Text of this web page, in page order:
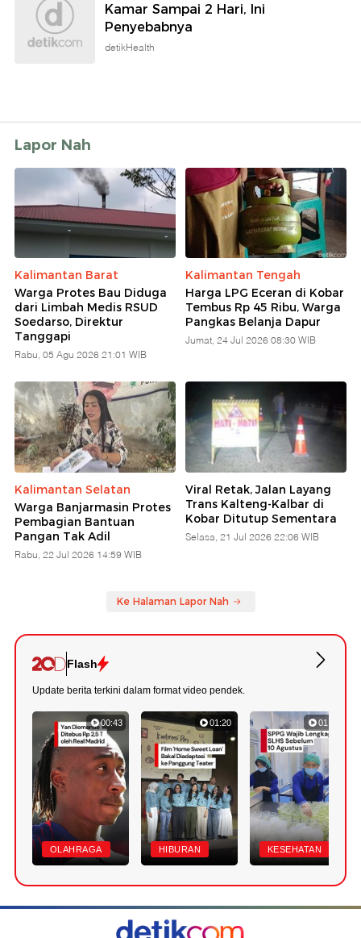
Kamar Sampai 2 Hari, Ini
Penyebabnya
detikHealth
Lapor Nah
Kalimantan Barat
Warga Protes Bau Diduga
dari Limbah Medis RSUD
Soedarso, Direktur
Tanggapi
Rabu, 05 Agu 2026 21:01 WIB
Kalimantan Tengah
Harga LPG Eceran di Kobar
Tembus Rp 45 Ribu, Warga
Pangkas Belanja Dapur
Jumat, 24 Jul 2026 08:30 WIB
Kalimantan Selatan
Warga Banjarmasin Protes
Pembagian Bantuan
Pangan Tak Adil
Rabu, 22 Jul 2026 14:59 WIB
Viral Retak, Jalan Layang
Trans Kalteng-Kalbar di
Kobar Ditutup Sementara
Selasa, 21 Jul 2026 22:06 WIB
Ke Halaman Lapor Nah
Flash
Update berita terkini dalam format video pendek.
00:43
OLAHRAGA
01:20
HIBURAN
01:07
KESEHATAN